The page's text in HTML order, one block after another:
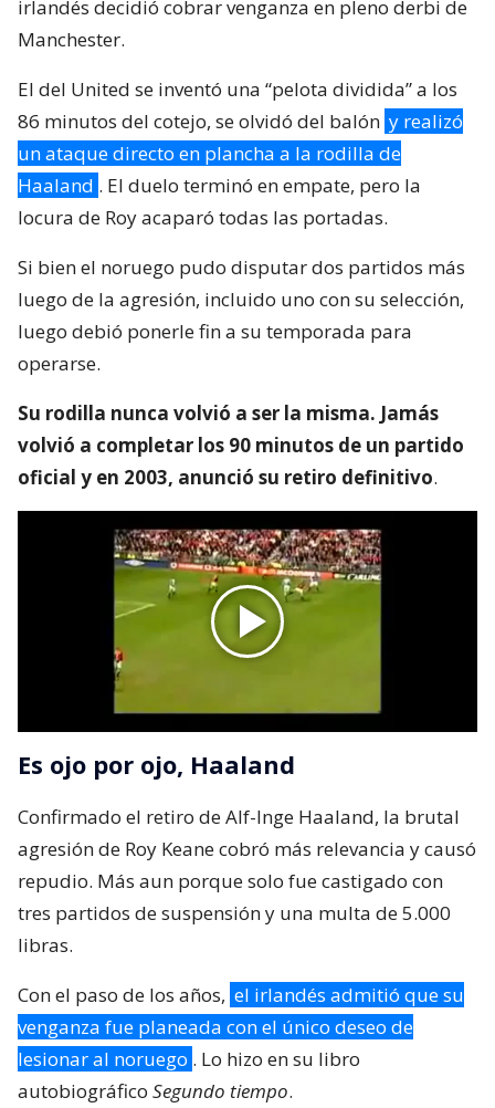
irlandés decidió cobrar venganza en pleno derbi de
Manchester.
El del United se inventó una “pelota dividida” a los
86 minutos del cotejo, se olvidó del balón y realizó
un ataque directo en plancha a la rodilla de
Haaland . El duelo terminó en empate, pero la
locura de Roy acaparó todas las portadas.
Si bien el noruego pudo disputar dos partidos más
luego de la agresión, incluido uno con su selección,
luego debió ponerle fin a su temporada para
operarse.
Su rodilla nunca volvió a ser la misma. Jamás
volvió a completar los 90 minutos de un partido
oficial y en 2003, anunció su retiro definitivo.
Es ojo por ojo, Haaland
Confirmado el retiro de Alf-Inge Haaland, la brutal
agresión de Roy Keane cobró más relevancia y causó
repudio. Más aun porque solo fue castigado con
tres partidos de suspensión y una multa de 5.000
libras.
Con el paso de los años, el irlandés admitió que su
venganza fue planeada con el único deseo de
lesionar al noruego . Lo hizo en su libro
autobiográfico Segundo tiempo.